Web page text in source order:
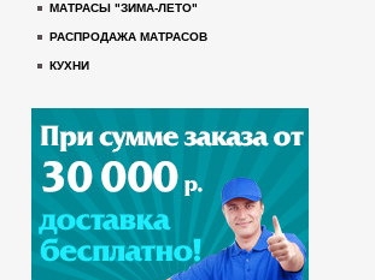
МАТРАСЫ "ЗИМА-ЛЕТО"
РАСПРОДАЖА МАТРАСОВ
КУХНИ